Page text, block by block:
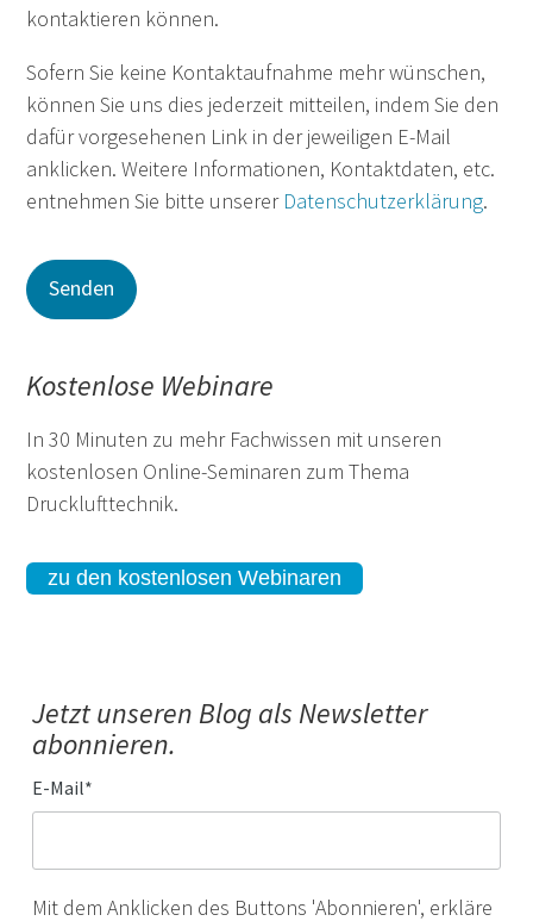
kontaktieren können.
Sofern Sie keine Kontaktaufnahme mehr wünschen,
können Sie uns dies jederzeit mitteilen, indem Sie den
dafür vorgesehenen Link in der jeweiligen E-Mail
anklicken. Weitere Informationen, Kontaktdaten, etc.
entnehmen Sie bitte unserer Datenschutzerklärung.
Kostenlose Webinare
In 30 Minuten zu mehr Fachwissen mit unseren
kostenlosen Online-Seminaren zum Thema
Drucklufttechnik.
zu den kostenlosen Webinaren
Jetzt unseren Blog als Newsletter
abonnieren.
E-Mail*
Mit dem Anklicken des Buttons 'Abonnieren', erkläre